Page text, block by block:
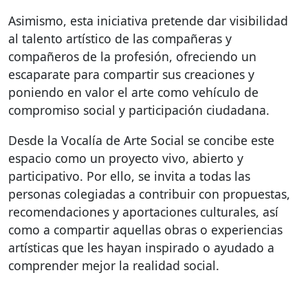
Asimismo, esta iniciativa pretende dar visibilidad
al talento artístico de las compañeras y
compañeros de la profesión, ofreciendo un
escaparate para compartir sus creaciones y
poniendo en valor el arte como vehículo de
compromiso social y participación ciudadana.
Desde la Vocalía de Arte Social se concibe este
espacio como un proyecto vivo, abierto y
participativo. Por ello, se invita a todas las
personas colegiadas a contribuir con propuestas,
recomendaciones y aportaciones culturales, así
como a compartir aquellas obras o experiencias
artísticas que les hayan inspirado o ayudado a
comprender mejor la realidad social.